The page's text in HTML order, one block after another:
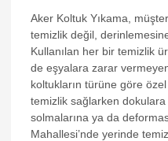
panel
panel
panel
panel
panel
Aker Koltuk Yıkama,
temizlik değil,
Kullanılan her bir temizlik
de eşyalara zarar
koltukların türüne göre
temizlik sağlarken
solmalarına ya da
Mahallesi’nde yerinde